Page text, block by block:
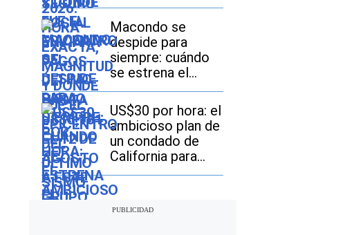
12 de agosto a
este grupo de
ciudadanos
Macondo se
despide para
siempre: cuándo
se estrena el
episodio final de la
serie “Cien años
de soledad” en
Netflix
US$30 por hora: el
ambicioso plan de
un condado de
California para
tener el salario
mínimo más alto